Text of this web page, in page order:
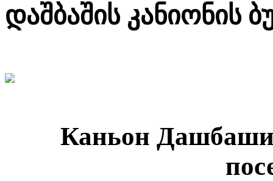
დაშბაშის კანიონის
Каньон Дашбаши